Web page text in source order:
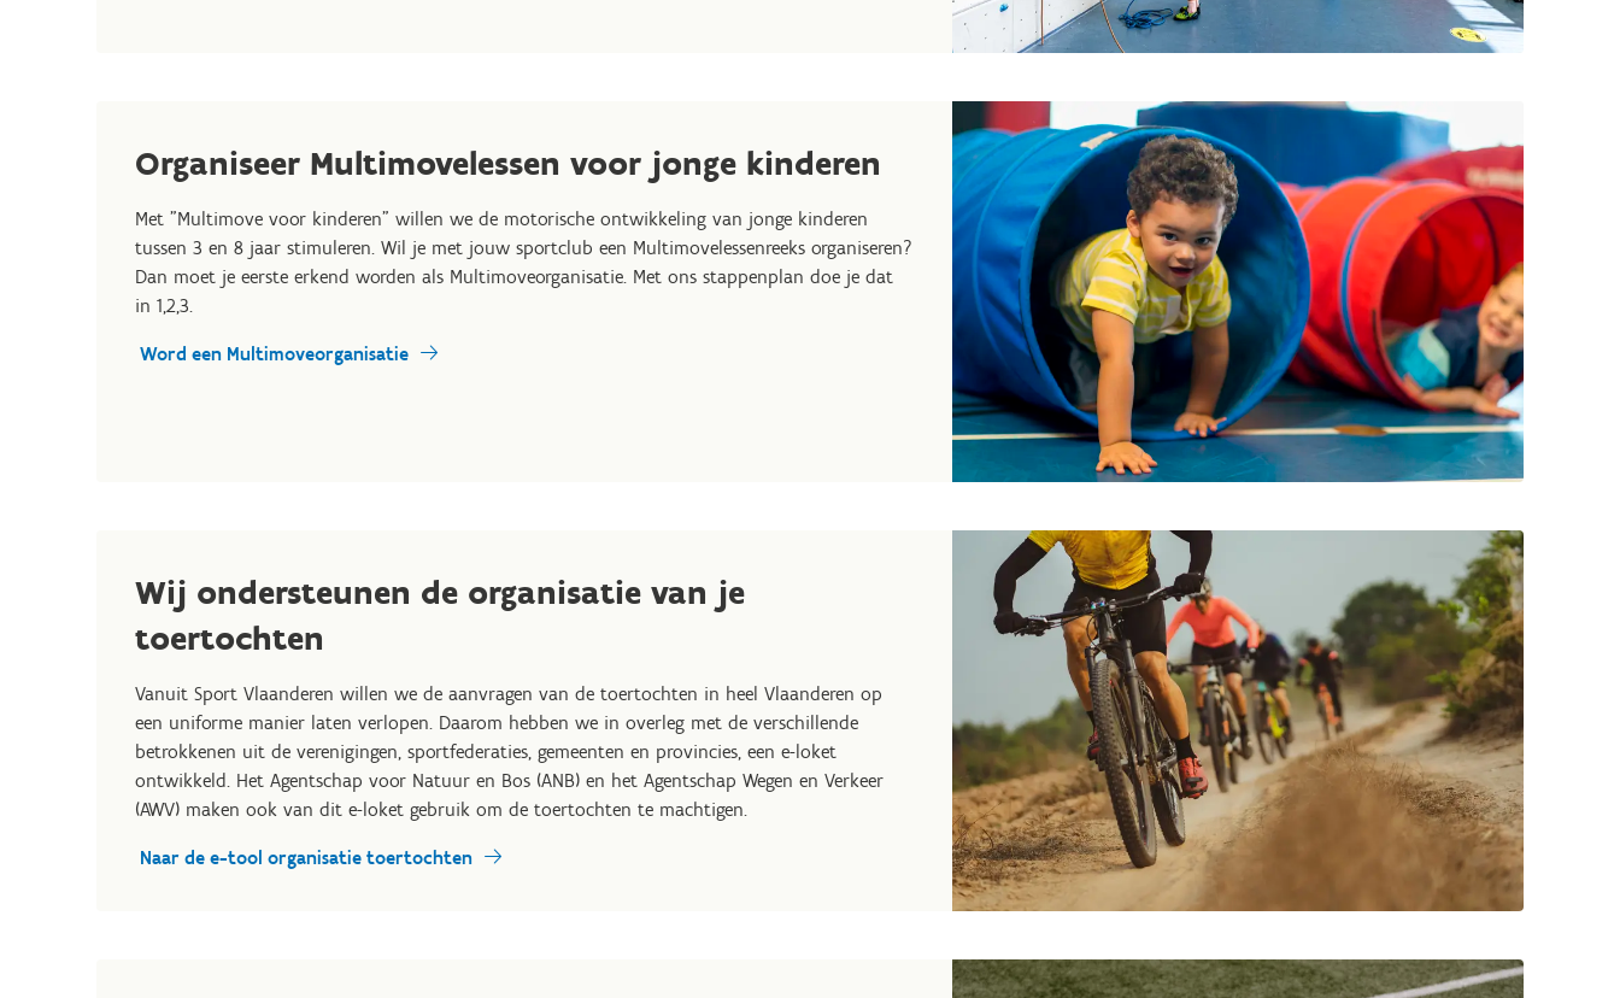
Organiseer Multimovelessen voor jonge kinderen
Met "Multimove voor kinderen" willen we de motorische ontwikkeling van jonge kinderen
tussen 3 en 8 jaar stimuleren. Wil je met jouw sportclub een Multimovelessenreeks organiseren?
Dan moet je eerste erkend worden als Multimoveorganisatie. Met ons stappenplan doe je dat
in 1,2,3.
Word een Multimoveorganisatie
Wij ondersteunen de organisatie van je
toertochten
Vanuit Sport Vlaanderen willen we de aanvragen van de toertochten in heel Vlaanderen op
een uniforme manier laten verlopen. Daarom hebben we in overleg met de verschillende
betrokkenen uit de verenigingen, sportfederaties, gemeenten en provincies, een e-loket
ontwikkeld. Het Agentschap voor Natuur en Bos (ANB) en het Agentschap Wegen en Verkeer
(AWV) maken ook van dit e-loket gebruik om de toertochten te machtigen.
Naar de e-tool organisatie toertochten